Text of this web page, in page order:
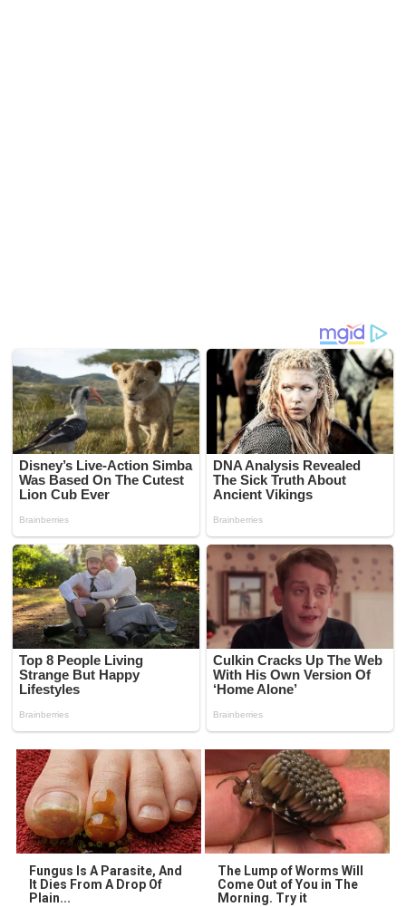
Fungus Is A Parasite, And
It Dies From A Drop Of
Plain...
The Lump of Worms Will
Come Out of You in The
Morning. Try it